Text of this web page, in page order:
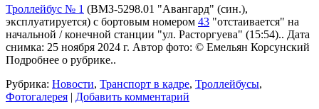
Троллейбус № 1 (ВМЗ-5298.01 "Авангард" (син.),
эксплуатируется) с бортовым номером 43 "отстаивается" на
начальной / конечной станции "ул. Расторгуева" (15:54).. Дата
снимка: 25 ноября 2024 г. Автор фото: © Емельян Корсунский
Подробнее о рубрике..
Рубрика: Новости, Транспорт в кадре, Троллейбусы,
Фотогалерея | Добавить комментарий